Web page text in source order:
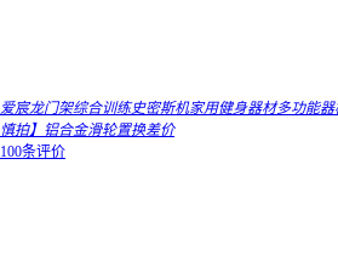
爱宸龙门架综合训练史密斯机家用健身器材多功能
慎拍】铝合金滑轮置换差价
100条评价